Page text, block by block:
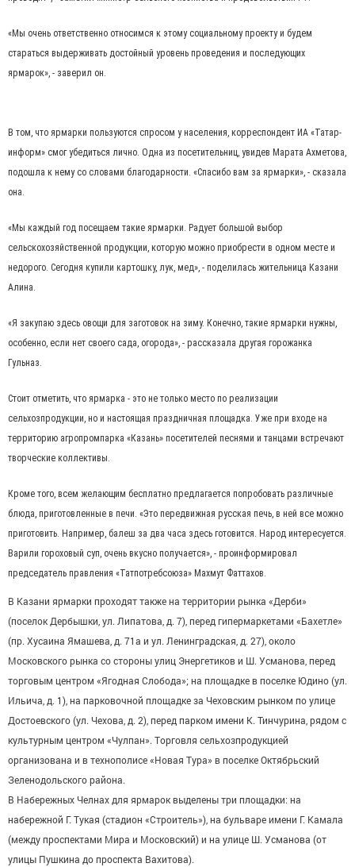
«Мы очень ответственно относимся к этому социальному проекту и будем
стараться выдерживать достойный уровень проведения и последующих
ярмарок», - заверил он.
В том, что ярмарки пользуются спросом у населения, корреспондент ИА «Татар-
информ» смог убедиться лично. Одна из посетительниц, увидев Марата Ахметова,
подошла к нему со словами благодарности. «Спасибо вам за ярмарки», - сказала
она.
«Мы каждый год посещаем такие ярмарки. Радует большой выбор
сельскохозяйственной продукции, которую можно приобрести в одном месте и
недорого. Сегодня купили картошку, лук, мед», - поделилась жительница Казани
Алина.
«Я закупаю здесь овощи для заготовок на зиму. Конечно, такие ярмарки нужны,
особенно, если нет своего сада, огорода», - рассказала другая горожанка
Гульназ.
Стоит отметить, что ярмарка - это не только место по реализации
сельхозпродукции, но и настоящая праздничная площадка. Уже при входе на
территорию агропромпарка «Казань» посетителей песнями и танцами встречают
творческие коллективы.
Кроме того, всем желающим бесплатно предлагается попробовать различные
блюда, приготовленные в печи. «Это передвижная русская печь, в ней все можно
приготовить. Например, балеш за два часа здесь готовится. Народ интересуется.
Варили гороховый суп, очень вкусно получается», - проинформировал
председатель правления «Татпотребсоюза» Махмут Фаттахов.
В Казани ярмарки проходят также на территории рынка «Дерби»
(поселок Дербышки, ул. Липатова, д. 7), перед гипермаркетами «Бахетле»
(пр. Хусаина Ямашева, д. 71а и ул. Ленинградская, д. 27), около
Московского рынка со стороны улиц Энергетиков и Ш. Усманова, перед
торговым центром «Ягодная Слобода»; на площадке в поселке Юдино (ул.
Ильича, д. 1), на парковочной площадке за Чеховским рынком по улице
Достоевского (ул. Чехова, д. 2), перед парком имени К. Тинчурина, рядом с
культурным центром «Чулпан». Торговля сельхозпродукцией
организована и в технополисе «Новая Тура» в поселке Октябрьский
Зеленодольского района.
В Набережных Челнах для ярмарок выделены три площадки: на
набережной Г. Тукая (стадион «Строитель»), на бульваре имени Г. Камала
(между проспектами Мира и Московский) и на улице Ш. Усманова (от
улицы Пушкина до проспекта Вахитова).